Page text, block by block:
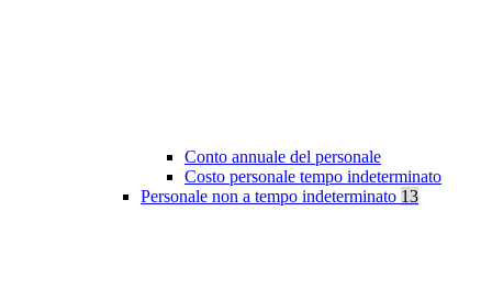
Conto annuale del personale
Costo personale tempo indeterminato
Personale non a tempo indeterminato 13